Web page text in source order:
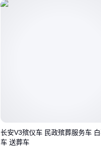
统，实现遗体存
气候条件 ：温
：山
长安V3殡仪车 民政殡葬服务车
车 送葬车